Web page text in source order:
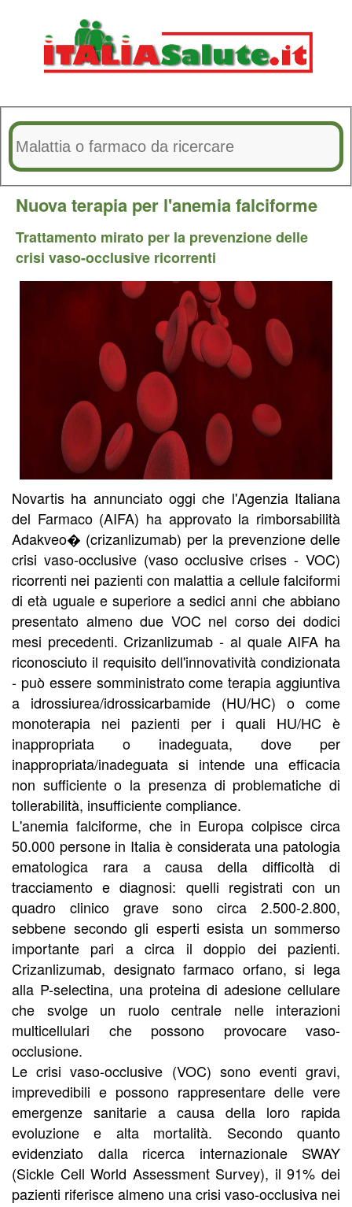
Nuova terapia per l'anemia falciforme
Trattamento mirato per la prevenzione delle
crisi vaso-occlusive ricorrenti
Novartis ha annunciato oggi che l'Agenzia Italiana
del Farmaco (AIFA) ha approvato la rimborsabilità
Adakveo� (crizanlizumab) per la prevenzione delle
crisi vaso-occlusive (vaso occlusive crises - VOC)
ricorrenti nei pazienti con malattia a cellule falciformi
di età uguale e superiore a sedici anni che abbiano
presentato almeno due VOC nel corso dei dodici
mesi precedenti. Crizanlizumab - al quale AIFA ha
riconosciuto il requisito dell'innovatività condizionata
- può essere somministrato come terapia aggiuntiva
a idrossiurea/idrossicarbamide (HU/HC) o come
monoterapia nei pazienti per i quali HU/HC è
inappropriata o inadeguata, dove per
inappropriata/inadeguata si intende una efficacia
non sufficiente o la presenza di problematiche di
tollerabilità, insufficiente compliance.
L'anemia falciforme, che in Europa colpisce circa
50.000 persone in Italia è considerata una patologia
ematologica rara a causa della difficoltà di
tracciamento e diagnosi: quelli registrati con un
quadro clinico grave sono circa 2.500-2.800,
sebbene secondo gli esperti esista un sommerso
importante pari a circa il doppio dei pazienti.
Crizanlizumab, designato farmaco orfano, si lega
alla P-selectina, una proteina di adesione cellulare
che svolge un ruolo centrale nelle interazioni
multicellulari che possono provocare vaso-
occlusione.
Le crisi vaso-occlusive (VOC) sono eventi gravi,
imprevedibili e possono rappresentare delle vere
emergenze sanitarie a causa della loro rapida
evoluzione e alta mortalità. Secondo quanto
evidenziato dalla ricerca internazionale SWAY
(Sickle Cell World Assessment Survey), il 91% dei
pazienti riferisce almeno una crisi vaso-occlusiva nei